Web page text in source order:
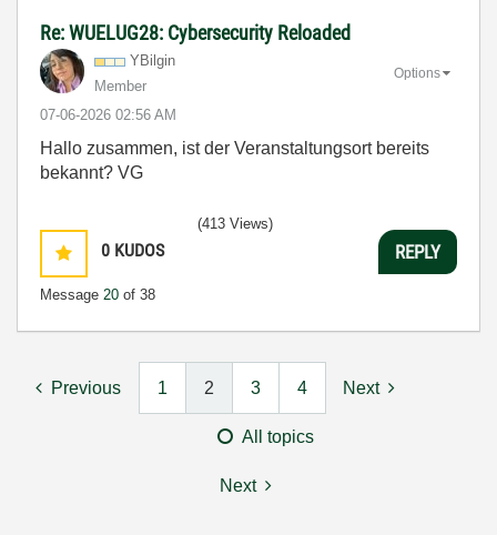
Re: WUELUG28: Cybersecurity Reloaded
YBilgin
Member
‎07-06-2026 02:56 AM
Options
Hallo zusammen, ist der Veranstaltungsort bereits
bekannt? VG
0 KUDOS
Message 20 of 38
(413 Views)
REPLY
Previous 1 2 3 4 Next
All topics
Next